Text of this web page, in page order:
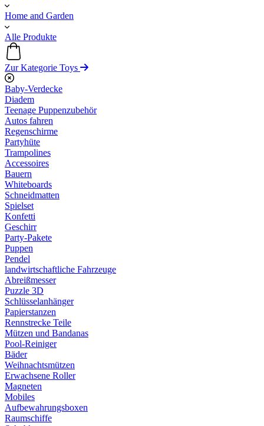
Home and Garden
Alle Produkte
Zur Kategorie Toys
Baby-Verdecke
Diadem
Teenage Puppenzubehör
Autos fahren
Regenschirme
Partyhüte
Trampolines
Accessoires
Bauern
Whiteboards
Schneidmatten
Spielset
Konfetti
Geschirr
Party-Pakete
Puppen
Pendel
landwirtschaftliche Fahrzeuge
Abreißmesser
Puzzle 3D
Schlüsselanhänger
Papierstanzen
Rennstrecke Teile
Mützen und Bandanas
Pool-Reiniger
Bäder
Weihnachtsmützen
Erwachsene Roller
Magneten
Mobiles
Aufbewahrungsboxen
Raumschiffe